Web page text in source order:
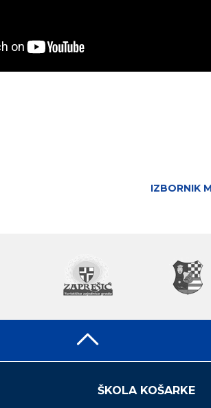
IZBORNIK
ŠKOLA KOŠARKE